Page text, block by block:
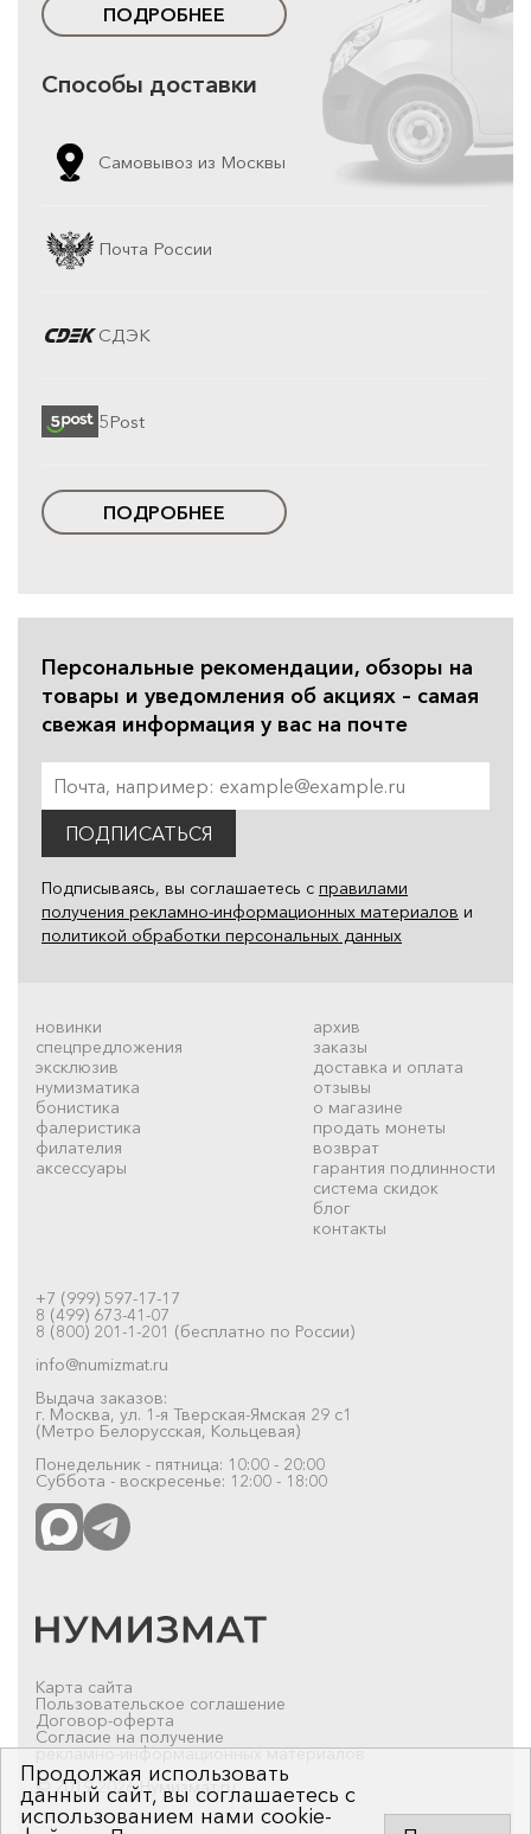
ПОДРОБНЕЕ
Способы доставки
Самовывоз из Москвы
Почта России
СДЭК
5Post
ПОДРОБНЕЕ
Персональные рекомендации, обзоры на
товары и уведомления об акциях – самая
свежая информация у вас на почте
ПОДПИСАТЬСЯ
Подписываясь, вы соглашаетесь с правилами
получения рекламно-информационных материалов и
политикой обработки персональных данных
новинки
спецпредложения
эксклюзив
нумизматика
бонистика
фалеристика
филателия
аксессуары
архив
заказы
доставка и оплата
отзывы
о магазине
продать монеты
возврат
гарантия подлинности
система скидок
блог
контакты
+7 (999) 597-17-17
8 (499) 673-41-07
8 (800) 201-1-201 (бесплатно по России)
info@numizmat.ru
Выдача заказов:
г. Москва, ул. 1-я Тверская-Ямская 29 с1
(Метро Белорусская, Кольцевая)
Понедельник - пятница: 10:00 - 20:00
Суббота - воскресенье: 12:00 - 18:00
Карта сайта
Пользовательское соглашение
Договор-оферта
Согласие на получение
рекламно-информационных материалов
© 2019-2026 Нумизмат.ru
Продолжая использовать
данный сайт, вы соглашаетесь с
использованием нами cookie-